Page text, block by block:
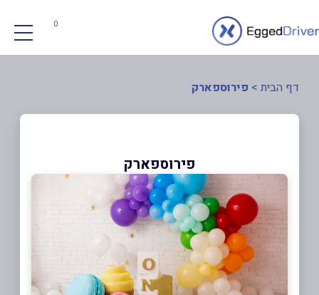
0
דף הבית > פירוספארק
פירוספארק